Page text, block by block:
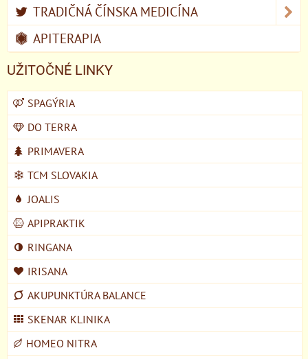
TRADIČNÁ ČÍNSKA MEDICÍNA
APITERAPIA
UŽITOČNÉ LINKY
SPAGÝRIA
DO TERRA
PRIMAVERA
TCM SLOVAKIA
JOALIS
APIPRAKTIK
RINGANA
IRISANA
AKUPUNKTÚRA BALANCE
SKENAR KLINIKA
HOMEO NITRA